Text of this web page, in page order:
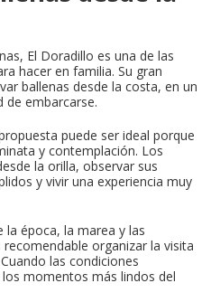
El Doradillo es una de las
hacer en familia. Su gran
ballenas desde la costa, en un
de embarcarse.
puede ser ideal porque
y contemplación. Los
la orilla, observar sus
y vivir una experiencia muy
la época, la marea y las
organizar la visita
las condiciones
momentos más lindos del